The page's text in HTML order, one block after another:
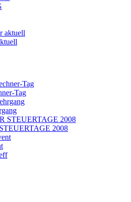
Tag
2008